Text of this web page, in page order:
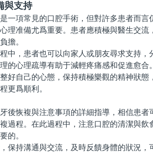
與支持
項常見的口腔手術，但對許多患者而言
理准備尤爲重要。患者應積極與醫生交
擔。
，患者也可以向家人或朋友尋求支持，
的心理疏導有助于減輕疼痛感和促進愈合。
自己的心態，保持積極樂觀的精神狀態
更爲順利。
恢複與注意事項的詳細指導，相信患者
過程。在此過程中，注意口腔的清潔與
的。
持溝通與交流，及時反饋身體的狀況，